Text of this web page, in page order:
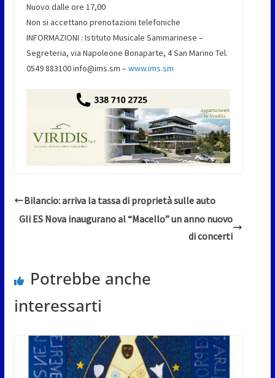
Nuovo dalle ore 17,00
Non si accettano prenotazioni telefoniche
INFORMAZIONI : Istituto Musicale Sammarinese –
Segreteria, via Napoleone Bonaparte, 4 San Marino Tel.
0549 883100 info@ims.sm –www.ims.sm
Bilancio: arriva la tassa di proprietà sulle auto
Gli ES Nova inaugurano al “Macello” un anno nuovo
di concerti
Potrebbe anche
interessarti